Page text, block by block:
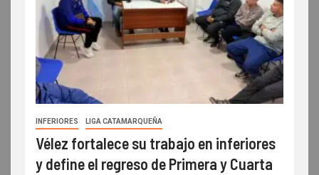
INFERIORES LIGA CATAMARQUEÑA
Vélez fortalece su trabajo en inferiores
y define el regreso de Primera y Cuarta